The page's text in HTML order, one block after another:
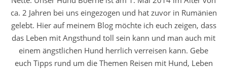
ca. 2 Jahren bei uns eingezogen und hat zuvor in Rumänien
gelebt. Hier auf meinem Blog möchte ich euch zeigen, dass
das Leben mit Angsthund toll sein kann und man auch mit
einem ängstlichen Hund herrlich verreisen kann. Gebe
euch Tipps rund um die Themen Reisen mit Hund, Leben